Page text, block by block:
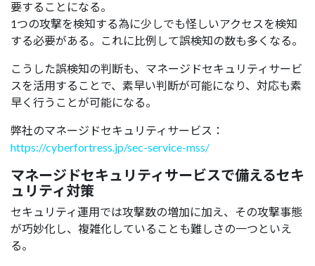
要することになる。
1つの攻撃を検知する為に少しでも怪しいアクセスを検知
する必要がある。これに比例して誤検知の数も多くなる。
こうした誤検知の判断も、マネージドセキュリティサービ
スを活用することで、素早い判断が可能になり、対応も素
早く行うことが可能になる。
弊社のマネージドセキュリティサービス：
https://cyberfortress.jp/sec-service-mss/
マネージドセキュリティサービスで備えるセキ
ュリティ対策
セキュリティ運用では攻撃数の増加に加え、その攻撃事態
が巧妙化し、複雑化していることも難しさの一つといえ
る。